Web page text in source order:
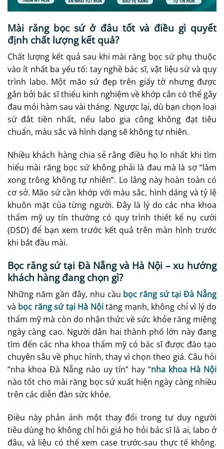
Mài răng bọc sứ ở đâu tốt và điều gì quyết
định chất lượng kết quả?
Chất lượng kết quả sau khi mài răng bọc sứ phụ thuộc
vào ít nhất ba yếu tố: tay nghề bác sĩ, vật liệu sứ và quy
trình labo. Một mão sứ đẹp trên giấy tờ nhưng được
gắn bởi bác sĩ thiếu kinh nghiệm về khớp cắn có thể gây
đau mỏi hàm sau vài tháng. Ngược lại, dù bạn chọn loại
sứ đắt tiền nhất, nếu labo gia công không đạt tiêu
chuẩn, màu sắc và hình dạng sẽ không tự nhiên.
Nhiều khách hàng chia sẻ rằng điều họ lo nhất khi tìm
hiểu mài răng bọc sứ không phải là đau mà là sợ “làm
xong trông không tự nhiên”. Lo lắng này hoàn toàn có
cơ sở. Mão sứ cần khớp với màu sắc, hình dáng và tỷ lệ
khuôn mặt của từng người. Đây là lý do các nha khoa
thẩm mỹ uy tín thường có quy trình thiết kế nụ cười
(DSD) để bạn xem trước kết quả trên màn hình trước
khi bắt đầu mài.
Bọc răng sứ tại Đà Nẵng và Hà Nội – xu hướng
khách hàng đang chọn gì?
Những năm gần đây, nhu cầu bọc răng sứ tại Đà Nẵng
và bọc răng sứ tại Hà Nộităng mạnh, không chỉ vì lý do
thẩm mỹ mà còn do nhận thức về sức khỏe răng miệng
ngày càng cao. Người dân hai thành phố lớn này đang
tìm đến các nha khoa thẩm mỹ có bác sĩ được đào tạo
chuyên sâu về phục hình, thay vì chọn theo giá. Câu hỏi
“nha khoa Đà Nẵng nào uy tín” hay “nha khoa Hà Nội
nào tốt cho mài răng bọc sứ xuất hiện ngày càng nhiều
trên các diễn đàn sức khỏe.
Điều này phản ánh một thay đổi trong tư duy người
tiêu dùng họ không chỉ hỏi giá họ hỏi bác sĩ là ai, labo ở
đâu, và liệu có thể xem case trước-sau thực tế không.